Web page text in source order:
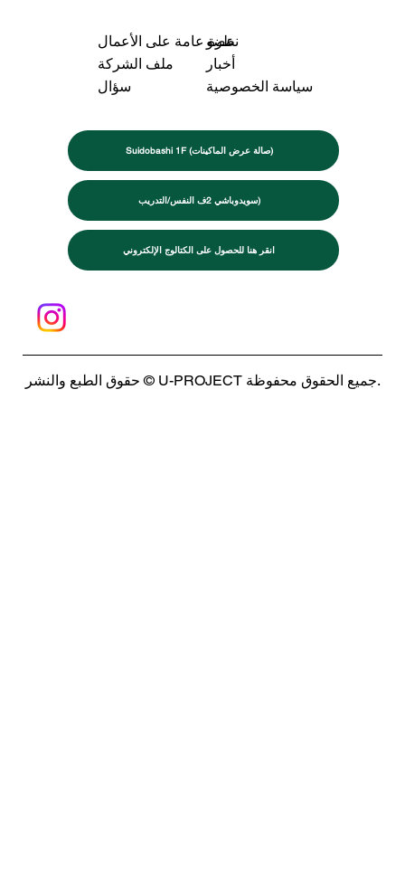
Suidobashi 1F (صالة عرض الماكينات)
سويدوباشي 2ف النفس/التدريب)
انقر هنا للحصول على الكتالوج الإلكتروني
نظرة عامة على الأعمال
عضو
ملف الشركة
أخبار
سؤال
سياسة الخصوصية
حقوق الطبع والنشر © U-PROJECT جميع الحقوق محفوظة.